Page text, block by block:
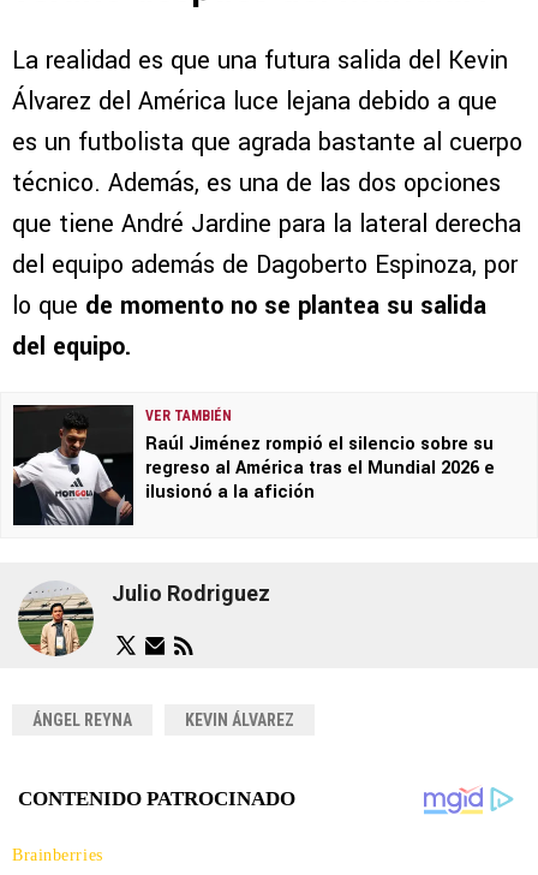
La realidad es que una futura salida del Kevin
Álvarez del América luce lejana debido a que
es un futbolista que agrada bastante al cuerpo
técnico. Además, es una de las dos opciones
que tiene André Jardine para la lateral derecha
del equipo además de Dagoberto Espinoza, por
lo que de momento no se plantea su salida
del equipo.
VER TAMBIÉN
Raúl Jiménez rompió el silencio sobre su
regreso al América tras el Mundial 2026 e
ilusionó a la afición
Julio Rodriguez
ÁNGEL REYNA KEVIN ÁLVAREZ